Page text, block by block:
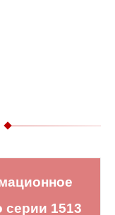
серии 1513